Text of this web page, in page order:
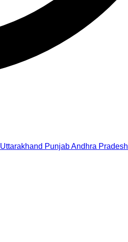
Uttarakhand PunjabAndhra Pradesh